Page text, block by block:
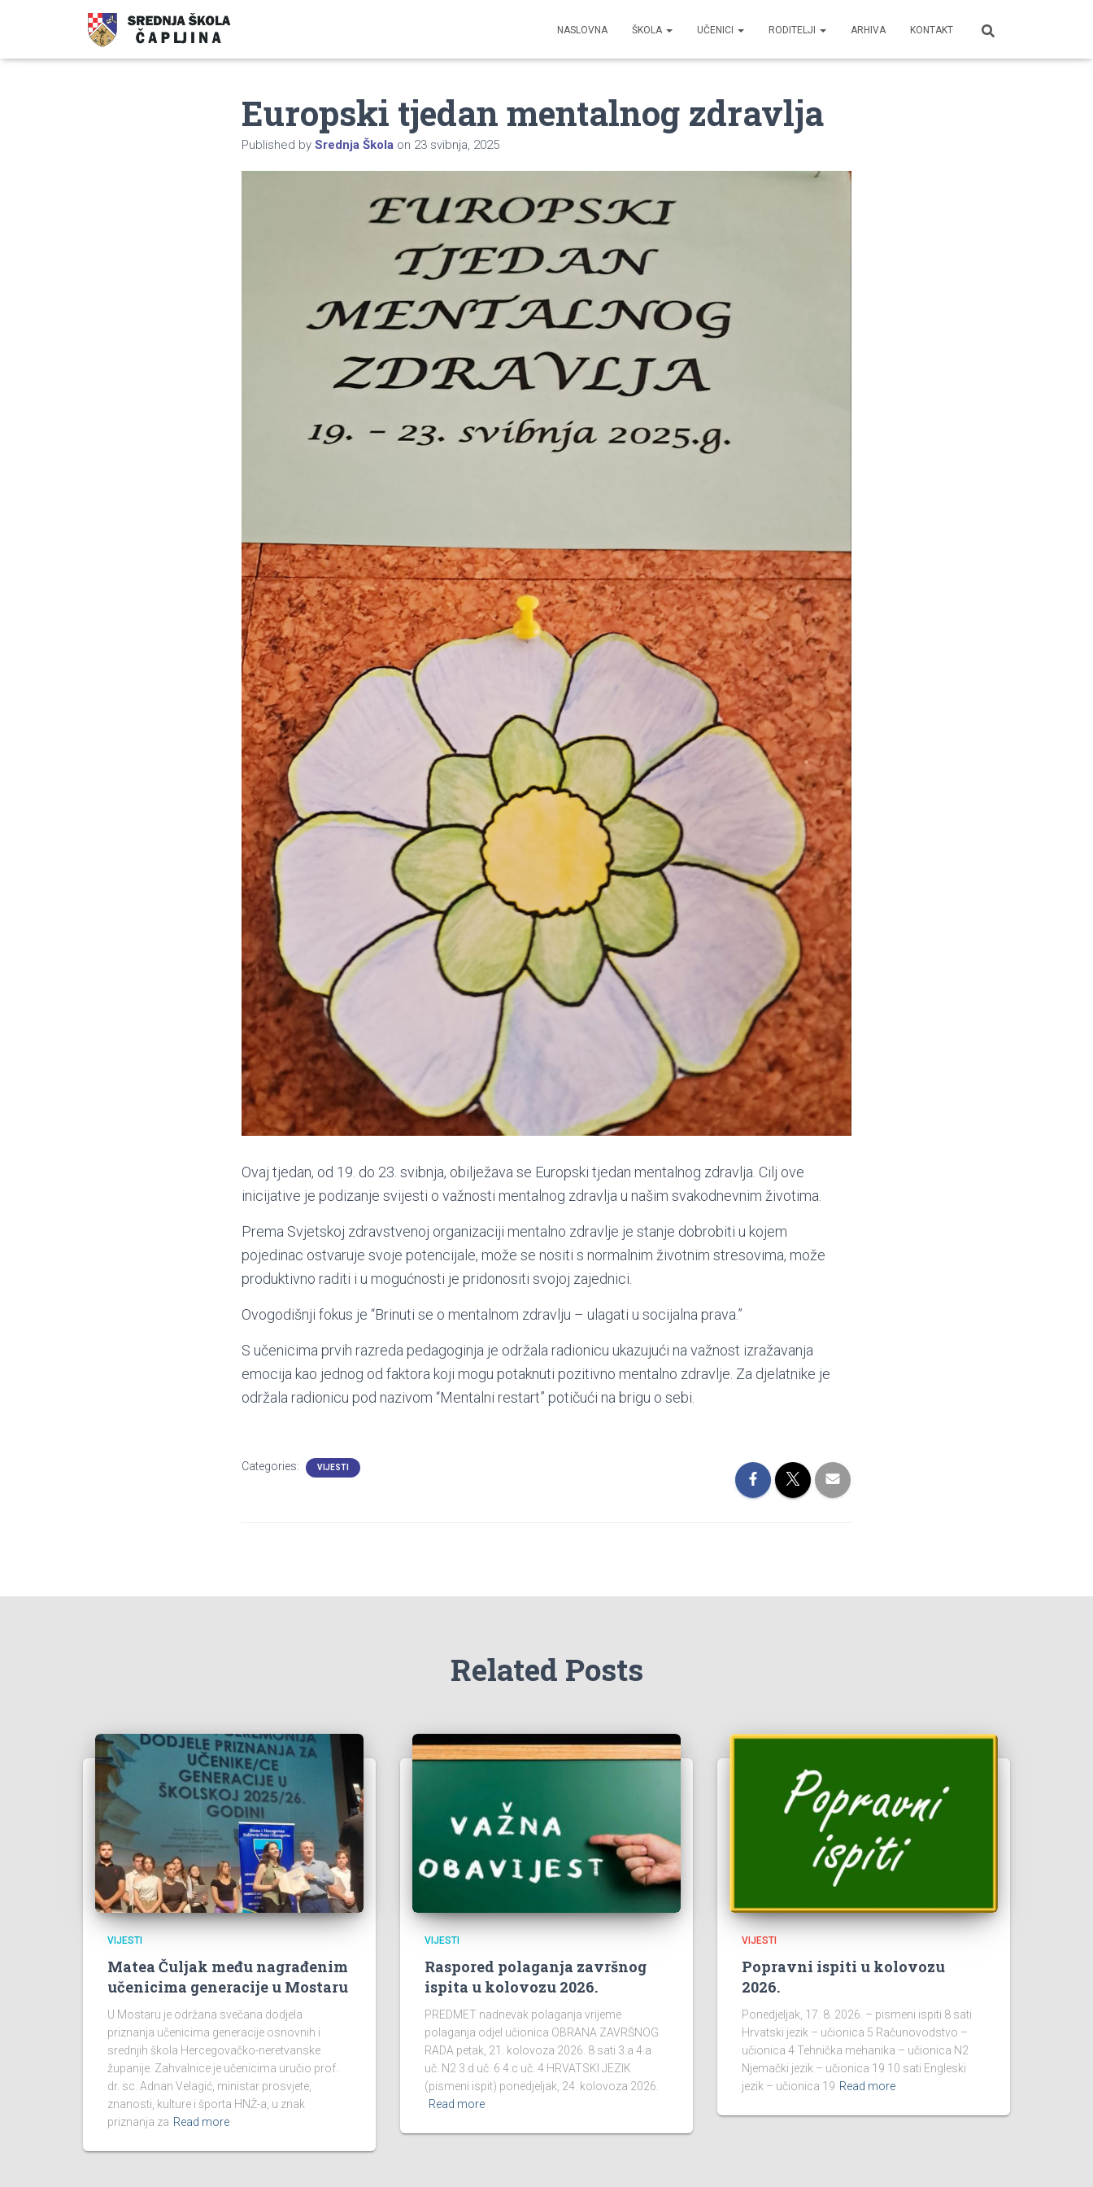
NASLOVNA ŠKOLA UČENICI RODITELJI ARHIVA KONTAKT
Europski tjedan mentalnog zdravlja
Published by Srednja Škola on 23 svibnja, 2025
Ovaj tjedan, od 19. do 23. svibnja, obilježava se Europski tjedan mentalnog zdravlja. Cilj ove
inicijative je podizanje svijesti o važnosti mentalnog zdravlja u našim svakodnevnim životima.
Prema Svjetskoj zdravstvenoj organizaciji mentalno zdravlje je stanje dobrobiti u kojem
pojedinac ostvaruje svoje potencijale, može se nositi s normalnim životnim stresovima, može
produktivno raditi i u mogućnosti je pridonositi svojoj zajednici.
Ovogodišnji fokus je “Brinuti se o mentalnom zdravlju – ulagati u socijalna prava.”
S učenicima prvih razreda pedagoginja je održala radionicu ukazujući na važnost izražavanja
emocija kao jednog od faktora koji mogu potaknuti pozitivno mentalno zdravlje. Za djelatnike je
održala radionicu pod nazivom “Mentalni restart” potičući na brigu o sebi.
Categories: VIJESTI
Related Posts
VIJESTI
Matea Čuljak među nagrađenim
učenicima generacije u Mostaru
U Mostaru je održana svečana dodjela
priznanja učenicima generacije osnovnih i
srednjih škola Hercegovačko-neretvanske
županije. Zahvalnice je učenicima uručio prof.
dr. sc. Adnan Velagić, ministar prosvjete,
znanosti, kulture i športa HNŽ-a, u znak
priznanja za Read more
VIJESTI
Raspored polaganja završnog
ispita u kolovozu 2026.
PREDMET nadnevak polaganja vrijeme
polaganja odjel učionica OBRANA ZAVRŠNOG
RADA petak, 21. kolovoza 2026. 8 sati 3.a 4.a
uč. N2 3.d uč. 6 4.c uč. 4 HRVATSKI JEZIK
(pismeni ispit) ponedjeljak, 24. kolovoza 2026.
Read more
VIJESTI
Popravni ispiti u kolovozu
2026.
Ponedjeljak, 17. 8. 2026. – pismeni ispiti 8 sati
Hrvatski jezik – učionica 5 Računovodstvo –
učionica 4 Tehnička mehanika – učionica N2
Njemački jezik – učionica 19 10 sati Engleski
jezik – učionica 19 Read more